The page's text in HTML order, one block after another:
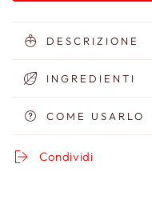
Antiage
Vassilissa
2.0
Antiage
Vassilissa
2.0
DESCRIZIONE
INGREDIENTI
COME USARLO
Condividi